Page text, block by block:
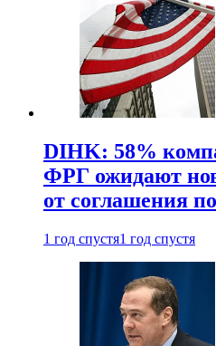
DIHK: 58%
ФРГ ожидают
от соглашения
1 год спустя1 год спустя